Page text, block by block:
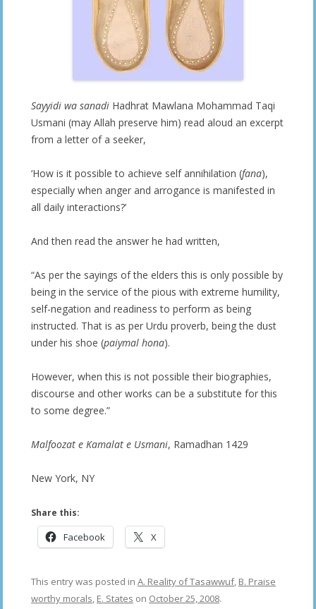
Sayyidi wa sanadi Hadhrat Mawlana Mohammad Taqi
Usmani (may Allah preserve him) read aloud an excerpt
from a letter of a seeker,
‘How is it possible to achieve self annihilation (fana),
especially when anger and arrogance is manifested in
all daily interactions?’
And then read the answer he had written,
“As per the sayings of the elders this is only possible by
being in the service of the pious with extreme humility,
self-negation and readiness to perform as being
instructed. That is as per Urdu proverb, being the dust
under his shoe (paiymal hona).
However, when this is not possible their biographies,
discourse and other works can be a substitute for this
to some degree.”
Malfoozat e Kamalat e Usmani, Ramadhan 1429
New York, NY
Share this:
Facebook X
This entry was posted in A. Reality of Tasawwuf, B. Praise
worthy morals E. States on October 25, 2008.